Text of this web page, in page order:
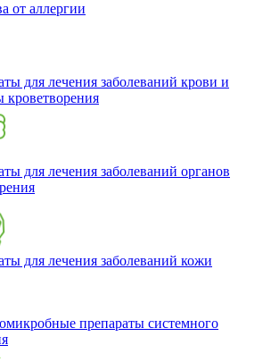
от аллергии
для лечения заболеваний крови и
кроветворения
для лечения заболеваний органов
для лечения заболеваний кожи
препараты системного